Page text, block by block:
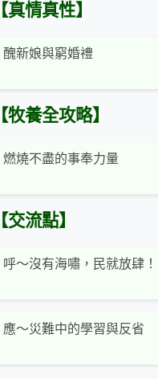
【真情真性】
醜新娘與窮婚禮
【牧養全攻略】
燃燒不盡的事奉力量
【交流點】
呼～沒有海嘯，民就放肆！
應～災難中的學習與反省